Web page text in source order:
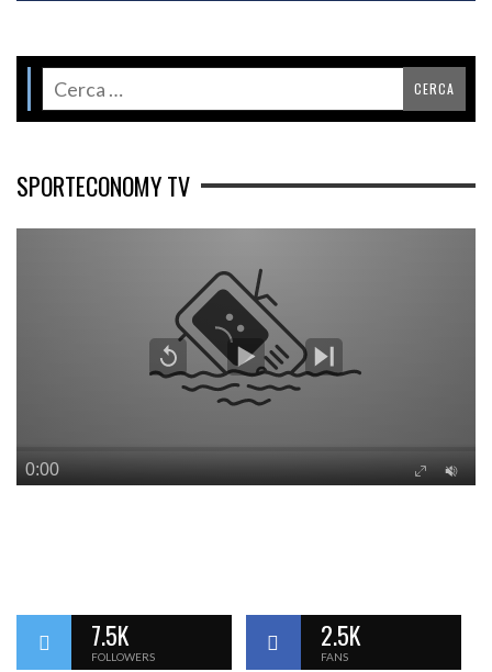
SPORTECONOMY TV
7.5K
FOLLOWERS
2.5K
FANS